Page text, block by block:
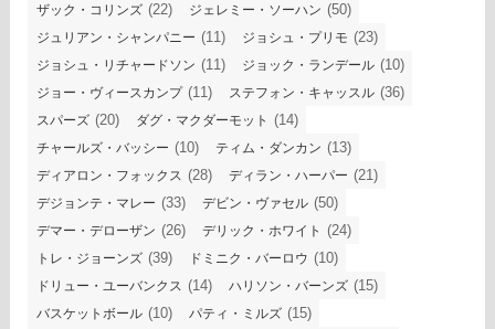
ザック・コリンズ (22) ジェレミー・ソーハン (50)
ジュリアン・シャンパニー (11) ジョシュ・プリモ (23)
ジョシュ・リチャードソン (11) ジョック・ランデール (10)
ジョー・ヴィースカンプ(11) ステフォン・キャッスル (36)
スパーズ (20) ダグ・マクダーモット (14)
チャールズ・バッシー (10) ティム・ダンカン (13)
ディアロン・フォックス (28) ディラン・ハーパー (21)
デジョンテ・マレー (33) デビン・ヴァセル (50)
デマー・デローザン (26) デリック・ホワイト (24)
トレ・ジョーンズ (39) ドミニク・バーロウ (10)
ドリュー・ユーバンクス (14) ハリソン・バーンズ (15)
バスケットボール (10) パティ・ミルズ (15)